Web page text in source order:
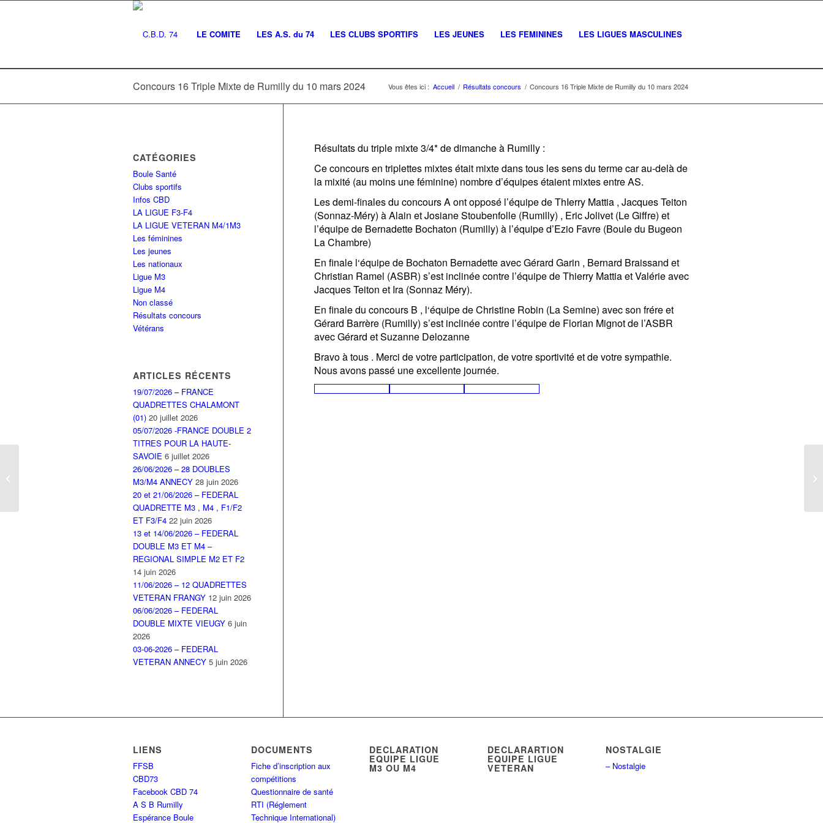
LE COMITE LES A.S. du 74 LES CLUBS SPORTIFS LES JEUNES LES FEMININES LES LIGUES MASCULINES
Concours 16 Triple Mixte de Rumilly du 10 mars 2024 Vous êtes ici : Accueil / Résultats concours / Concours 16 Triple Mixte de Rumilly du 10 mars 2024
Résultats du triple mixte 3/4* de dimanche à Rumilly :
Ce concours en triplettes mixtes était mixte dans tous les sens du terme car au-delà de
la mixité (au moins une féminine) nombre d’équipes étaient mixtes entre AS.
Les demi-finales du concours A ont opposé l’équipe de ThIerry Mattia , Jacques Teiton
(Sonnaz-Méry) à Alain et Josiane Stoubenfolle (Rumilly) , Eric Jolivet (Le Giffre) et
l’équipe de Bernadette Bochaton (Rumilly) à l’équipe d’Ezio Favre (Boule du Bugeon
La Chambre)
En finale l‘équipe de Bochaton Bernadetteavec Gérard Garin , Bernard Braissand et
Christian Ramel (ASBR) s’est inclinée contre l’équipe de Thierry Mattiaet Valérie avec
Jacques Teiton et Ira (Sonnaz Méry).
En finale du concours B , l‘équipe de Christine Robin (La Semine) avec son frére et
Gérard Barrère (Rumilly) s’est inclinée contre l’équipe de Florian Mignot de l’ASBR
avec Gérard et Suzanne Delozanne
Bravo à tous . Merci de votre participation, de votre sportivité et de votre sympathie.
Nous avons passé une excellente journée.
CATÉGORIES
Boule Santé
Clubs sportifs
Infos CBD
LA LIGUE F3-F4
LA LIGUE VETERAN M4/1M3
Les féminines
Les jeunes
Les nationaux
Ligue M3
Ligue M4
Non classé
Résultats concours
Vétérans
ARTICLES RÉCENTS
19/07/2026 – FRANCE
QUADRETTES CHALAMONT
(01) 20 juillet 2026
05/07/2026 -FRANCE DOUBLE 2
TITRES POUR LA HAUTE-
SAVOIE 6 juillet 2026
26/06/2026 – 28 DOUBLES
M3/M4 ANNECY 28 juin 2026
20 et 21/06/2026 – FEDERAL
QUADRETTE M3 , M4 , F1/F2
ET F3/F4 22 juin 2026
13 et 14/06/2026 – FEDERAL
DOUBLE M3 ET M4 –
REGIONAL SIMPLE M2 ET F2
14 juin 2026
11/06/2026 – 12 QUADRETTES
VETERAN FRANGY 12 juin 2026
06/06/2026 – FEDERAL
DOUBLE MIXTE VIEUGY 6 juin
2026
03-06-2026 – FEDERAL
VETERAN ANNECY 5 juin 2026
LIENS
FFSB
CBD73
Facebook CBD 74
A S B Rumilly
Espérance Boule
DOCUMENTS
Fiche d’inscription aux
compétitions
Questionnaire de santé
RTI (Réglement
Technique International)
DECLARATION
EQUIPE LIGUE
M3 OU M4
DECLARARTION
EQUIPE LIGUE
VETERAN
NOSTALGIE
– Nostalgie